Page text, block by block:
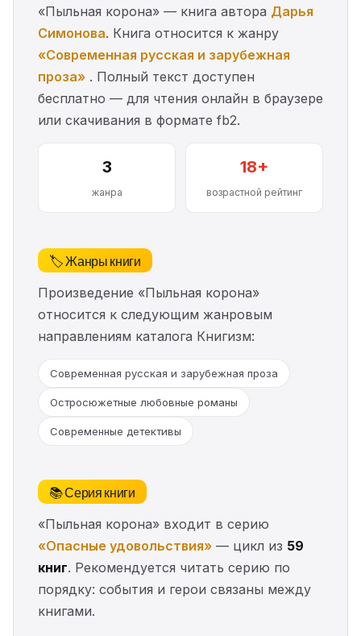
«Пыльная корона» — книга автора Дарья
Симонова. Книга относится к жанру
«Современная русская и зарубежная
проза» . Полный текст доступен
бесплатно — для чтения онлайн в браузере
или скачивания в формате fb2.
3
жанра
18+
возрастной рейтинг
🏷️ Жанры книги
Произведение «Пыльная корона»
относится к следующим жанровым
направлениям каталога Книгизм:
Современная русская и зарубежная проза
Остросюжетные любовные романы
Современные детективы
📚 Серия книги
«Пыльная корона» входит в серию
«Опасные удовольствия» — цикл из 59
книг. Рекомендуется читать серию по
порядку: события и герои связаны между
книгами.